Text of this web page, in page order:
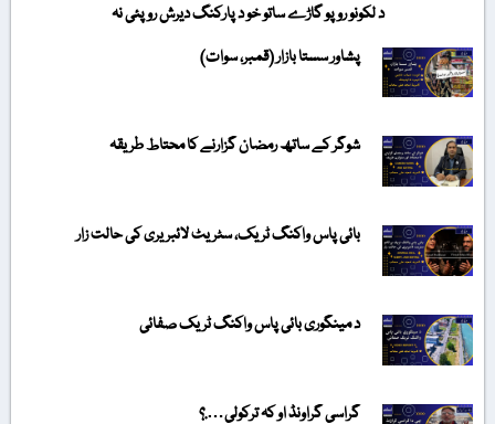
د لکونو روپو گاڑے ساتو خو د پارکنگ دیرش روپئی نہ
پشاور سستا بازار (قمبر، سوات)
شوگر کے ساتھ رمضان گزارنے کا محتاط طریقہ
بائی پاس واکنگ ٹریک، سٹریٹ لائبریری کی حالت زار
د مینگوری بائی پاس واکنگ ٹریک صفائی
گراسی گراونڈ او کہ ترکولی….؟